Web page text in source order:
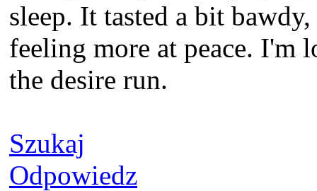
sleep. It tasted a bit
feeling more at peace. I'm
the desire run.
Szukaj
Odpowiedz